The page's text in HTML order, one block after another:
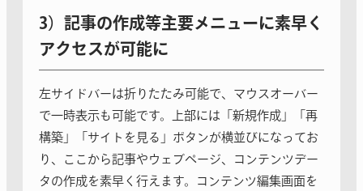
3） 記事の作成等主要メニューに素早く
アクセスが可能に
左サイドバーは折りたたみ可能で、マウスオーバー
で一時表示も可能です。上部には「新規作成」「再
構築」「サイトを見る」ボタンが横並びになってお
り、ここから記事やウェブページ、コンテンツデー
タの作成を素早く行えます。コンテンツ編集画面を